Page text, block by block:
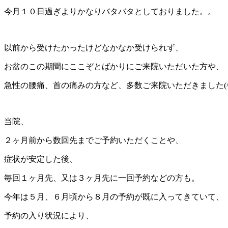
今月１０日過ぎよりかなりバタバタとしておりました。。
以前から受けたかったけどなかなか受けられず、
お盆のこの期間にここぞとばかりにご来院いただいた方や、
急性の腰痛、首の痛みの方など、多数ご来院いただきました
当院、
２ヶ月前から数回先までご予約いただくことや、
症状が安定した後、
毎回１ヶ月先、又は３ヶ月先に一回予約などの方も。
今年は５月、６月頃から８月の予約が既に入ってきていて、
予約の入り状況により、